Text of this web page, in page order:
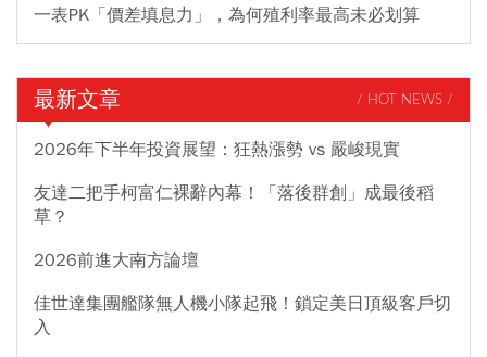
一表PK「價差填息力」，為何殖利率最高未必划算
最新文章 / HOT NEWS /
2026年下半年投資展望：狂熱漲勢 vs 嚴峻現實
友達二把手柯富仁裸辭內幕！「落後群創」成最後稻
草？
2026前進大南方論壇
佳世達集團艦隊無人機小隊起飛！鎖定美日頂級客戶切
入